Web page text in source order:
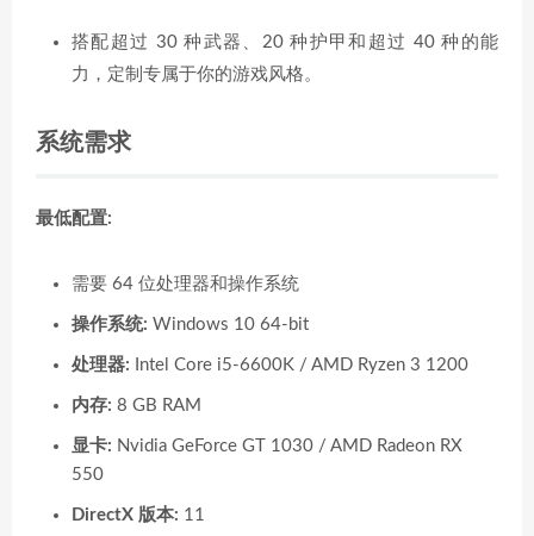
搭配超过 30 种武器、20 种护甲和超过 40 种的能
力，定制专属于你的游戏风格。
系统需求
最低配置:
需要 64 位处理器和操作系统
操作系统: Windows 10 64-bit
处理器: Intel Core i5-6600K / AMD Ryzen 3 1200
内存: 8 GB RAM
显卡: Nvidia GeForce GT 1030 / AMD Radeon RX
550
DirectX 版本: 11